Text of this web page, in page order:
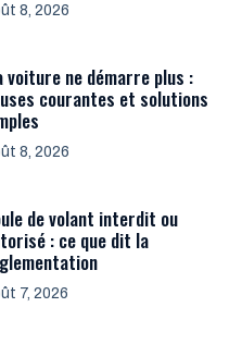
8, 2026
voiture ne démarre plus :
courantes et solutions
8, 2026
de volant interdit ou
: ce que dit la
7, 2026